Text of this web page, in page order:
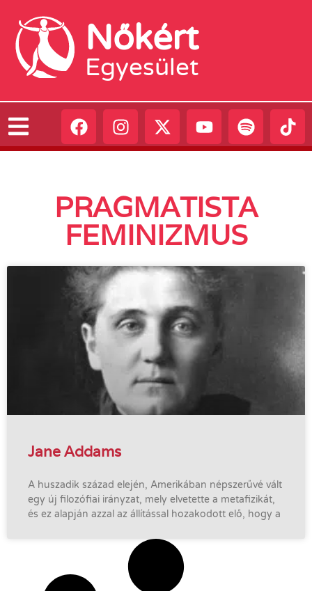
Nőkért
Egyesület
PRAGMATISTA
FEMINIZMUS
Jane Addams
A huszadik század elején, Amerikában népszerűvé vált
egy új filozófiai irányzat, mely elvetette a metafizikát,
és ez alapján azzal az állítással hozakodott elő, hogy a